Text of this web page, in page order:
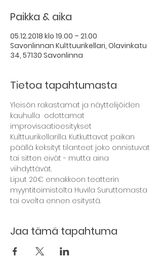
Paikka & aika
05.12.2018 klo 19.00 – 21.00
Savonlinnan Kulttuurikellari, Olavinkatu
34, 57130 Savonlinna
Tietoa tapahtumasta
Yleisön rakastamat ja näyttelijöiden
kauhulla  odottamat
improvisaatioesitykset
Kulttuurikellarilla. Kutkuttavat paikan
päällä keksityt tilanteet joko onnistuvat
tai sitten eivät - mutta aina
Liput 20€ ennakkoon teatterin
myyntitoimistolta Huvila Suruttomasta
Jaa tämä tapahtuma